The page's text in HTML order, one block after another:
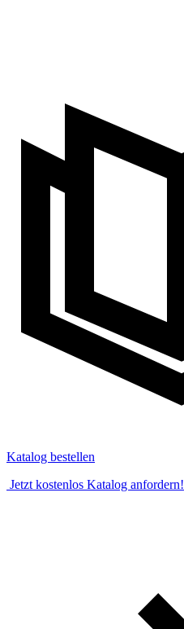
Katalog bestellen
Jetzt kostenlos Katalog anfordern!